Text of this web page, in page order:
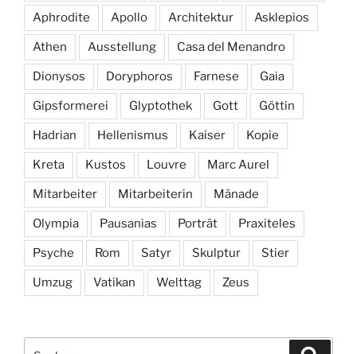
Aphrodite Apollo Architektur Asklepios
Athen Ausstellung Casa del Menandro
Dionysos Doryphoros Farnese Gaia
Gipsformerei Glyptothek Gott Göttin
Hadrian Hellenismus Kaiser Kopie
Kreta Kustos Louvre Marc Aurel
Mitarbeiter Mitarbeiterin Mänade
Olympia Pausanias Porträt Praxiteles
Psyche Rom Satyr Skulptur Stier
Umzug Vatikan Welttag Zeus